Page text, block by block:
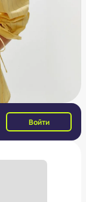
Войти